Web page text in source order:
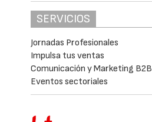
SERVICIOS
Jornadas Profesionales
Impulsa tus ventas
Comunicación y Marketing B2B
Eventos sectoriales